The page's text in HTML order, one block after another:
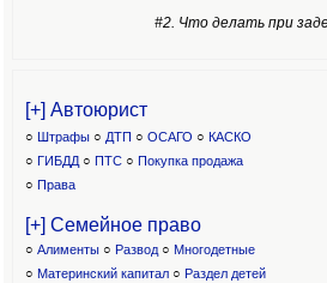
#2. Что делать при
[+] Автоюрист
○ Штрафы ○ ДТП ○ ОСАГО ○ КАСКО
○ ГИБДД ○ ПТС ○ Покупка продажа
○ Права
[+] Семейное право
○ Алименты ○ Развод ○ Многодетные
○ Материнский капитал○ Раздел детей